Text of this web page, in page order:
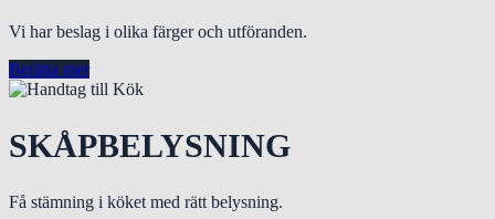
Vi har beslag i olika färger och utföranden.
Berätta mer
SKÅPBELYSNING
Få stämning i köket med rätt belysning.